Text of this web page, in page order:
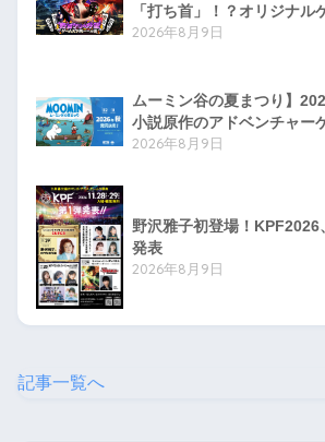
「打ち首」！？オリジナル
2026年8月9日
ムーミン谷の夏まつり】
小説原作のアドベンチャー
2026年8月9日
野沢雅子初登場！KPF2026
発表
2026年8月9日
記事一覧へ